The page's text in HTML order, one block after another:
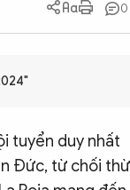
0
tuyển duy nhất
Đức, từ chối